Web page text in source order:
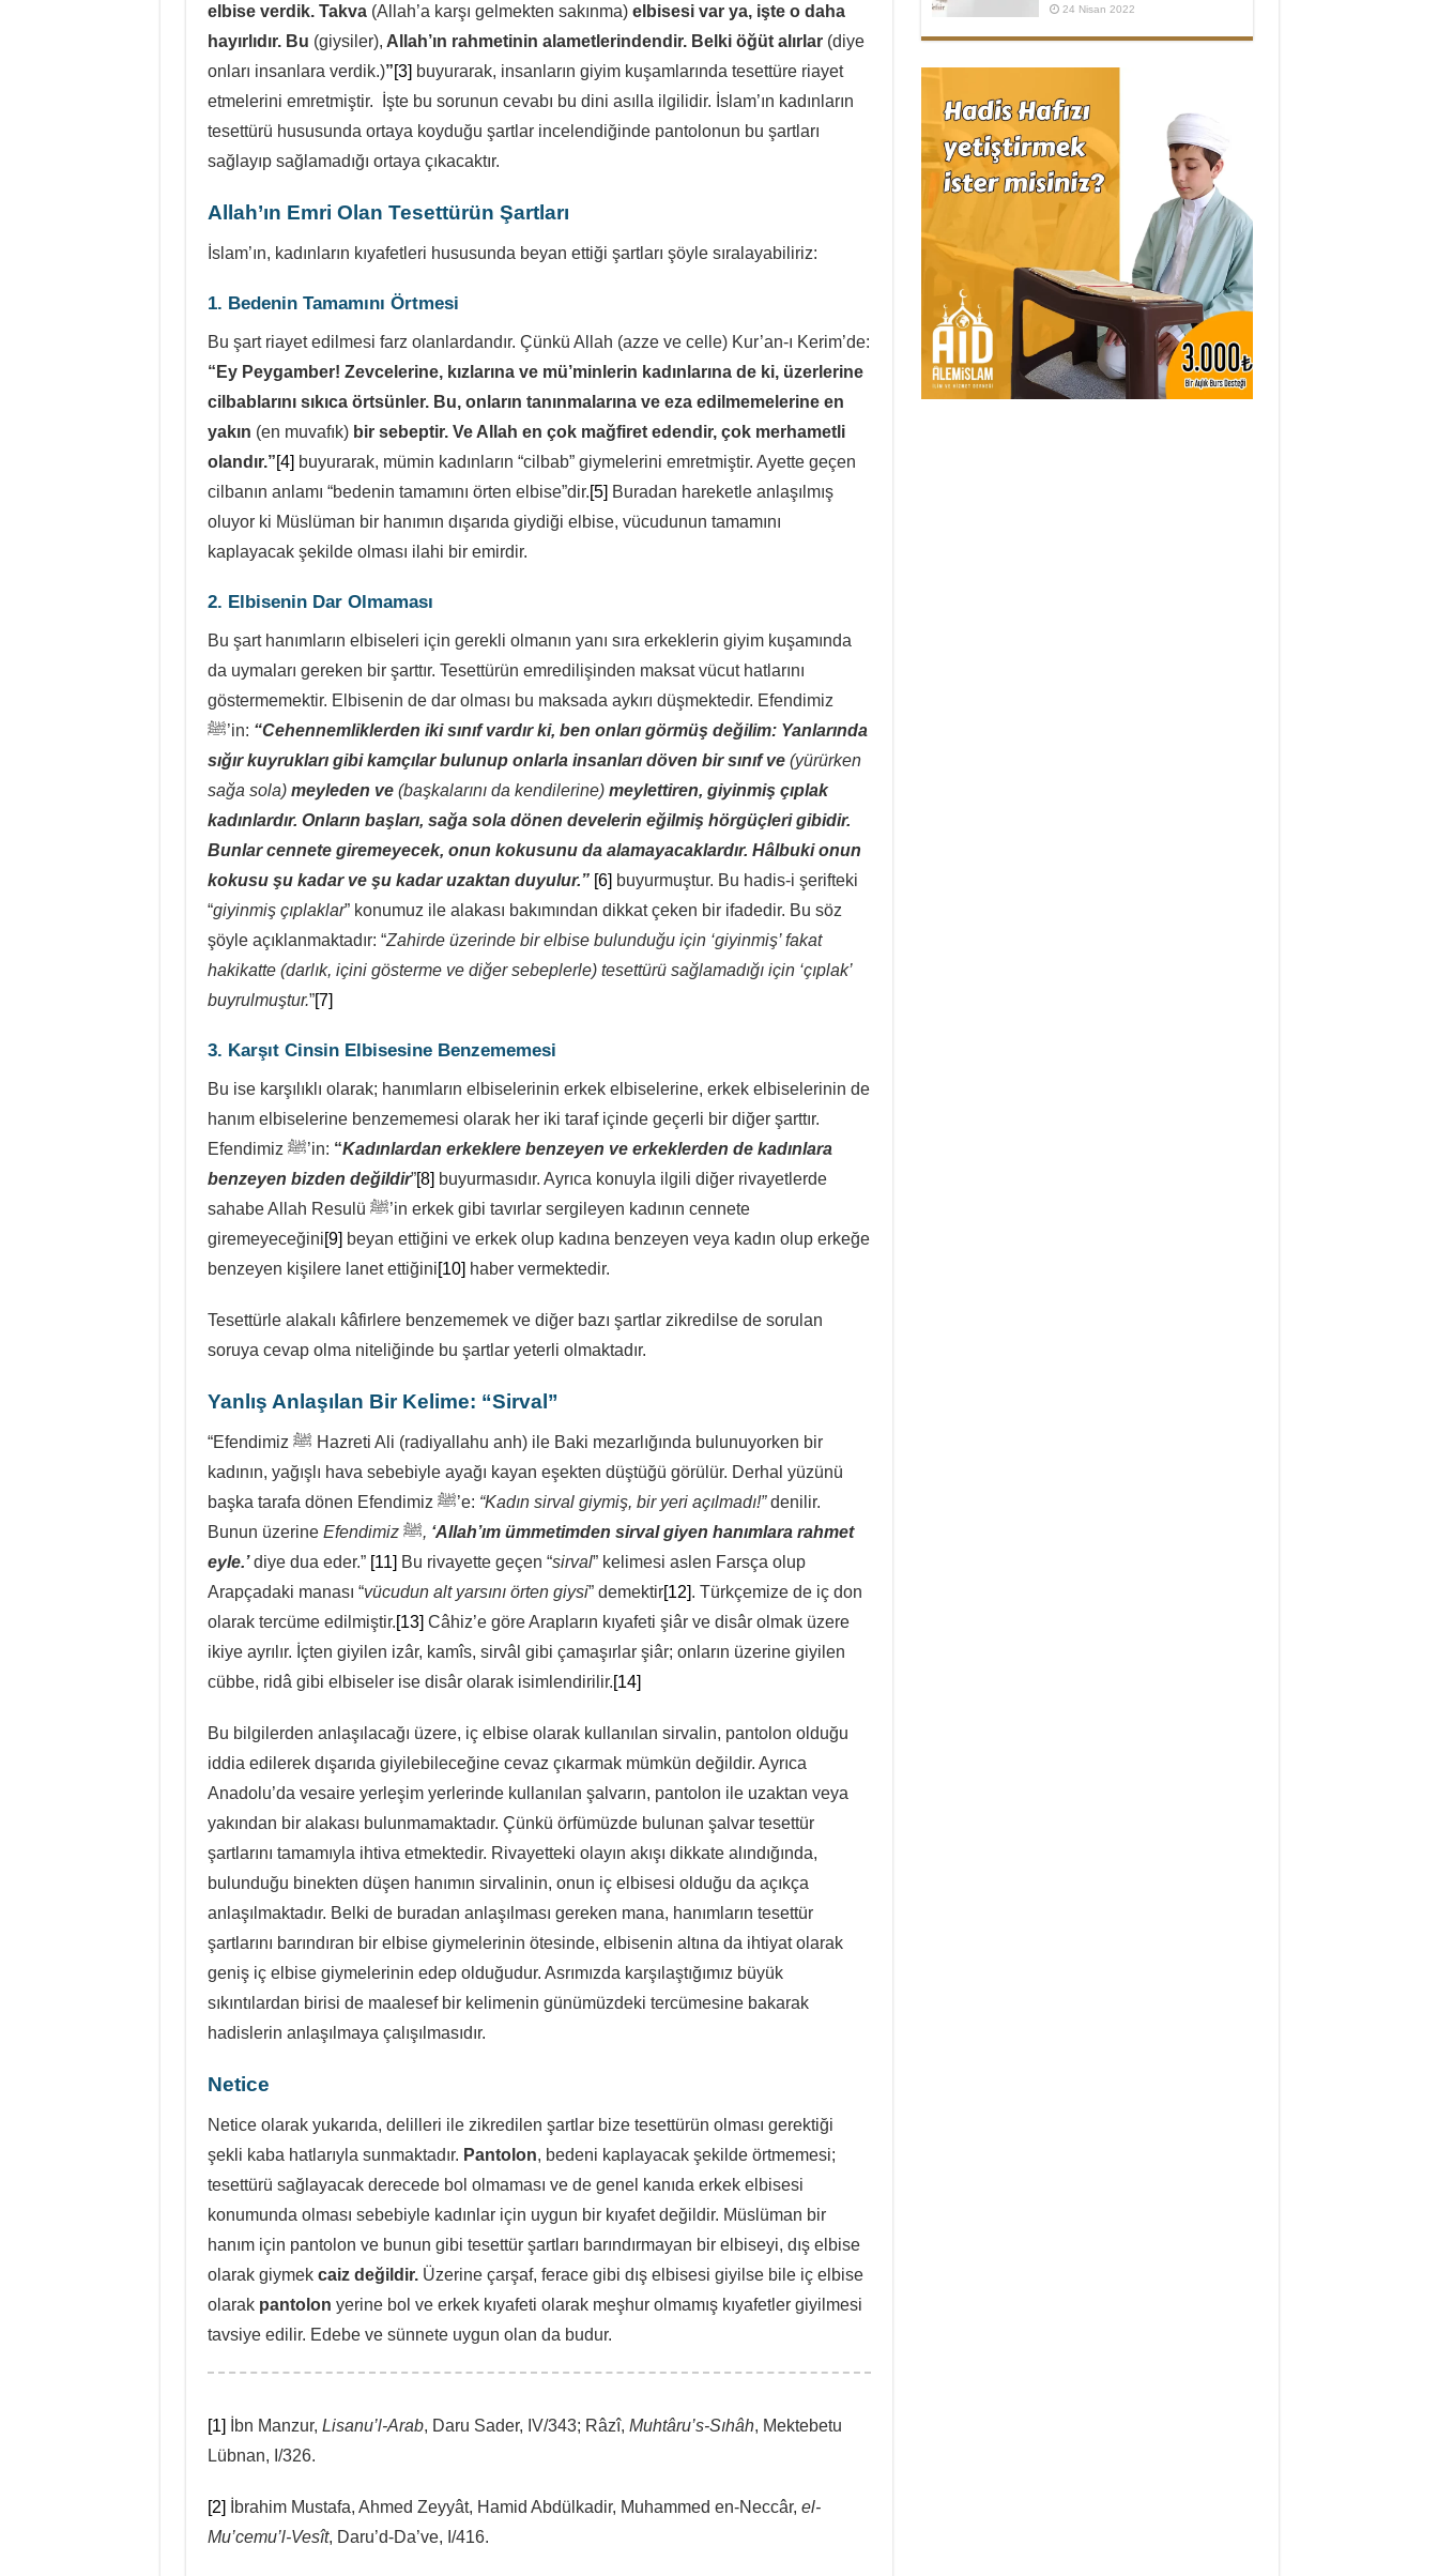
elbise verdik. Takva (Allah’a karşı gelmekten sakınma)elbisesi var ya, işte o daha
hayırlıdır. Bu (giysiler), Allah’ın rahmetinin alametlerindendir. Belki öğüt alırlar (diye
onları insanlara verdik.)”[3] buyurarak, insanların giyim kuşamlarında tesettüre riayet
etmelerini emretmiştir. İşte bu sorunun cevabı bu dini asılla ilgilidir. İslam’ın kadınların
tesettürü hususunda ortaya koyduğu şartlar incelendiğinde pantolonun bu şartları
sağlayıp sağlamadığı ortaya çıkacaktır.
Allah’ın Emri Olan Tesettürün Şartları
İslam’ın, kadınların kıyafetleri hususunda beyan ettiği şartları şöyle sıralayabiliriz:
1. Bedenin Tamamını Örtmesi
Bu şart riayet edilmesi farz olanlardandır. Çünkü Allah (azze ve celle) Kur’an-ı Kerim’de:
“Ey Peygamber! Zevcelerine, kızlarına ve mü’minlerin kadınlarına de ki, üzerlerine
cilbablarını sıkıca örtsünler. Bu, onların tanınmalarına ve eza edilmemelerine en
yakın (en muvafık) bir sebeptir. Ve Allah en çok mağfiret edendir, çok merhametli
olandır.”[4] buyurarak, mümin kadınların “cilbab” giymelerini emretmiştir. Ayette geçen
cilbanın anlamı “bedenin tamamını örten elbise”dir.[5] Buradan hareketle anlaşılmış
oluyor ki Müslüman bir hanımın dışarıda giydiği elbise, vücudunun tamamını
kaplayacak şekilde olması ilahi bir emirdir.
2. Elbisenin Dar Olmaması
Bu şart hanımların elbiseleri için gerekli olmanın yanı sıra erkeklerin giyim kuşamında
da uymaları gereken bir şarttır. Tesettürün emredilişinden maksat vücut hatlarını
göstermemektir. Elbisenin de dar olması bu maksada aykırı düşmektedir. Efendimiz
ﷺ’in: “Cehennemliklerden iki sınıf vardır ki, ben onları görmüş değilim: Yanlarında
sığır kuyrukları gibi kamçılar bulunup onlarla insanları döven bir sınıf ve (yürürken
sağa sola)meyleden ve (başkalarını da kendilerine)meylettiren, giyinmiş çıplak
kadınlardır. Onların başları, sağa sola dönen develerin eğilmiş hörgüçleri gibidir.
Bunlar cennete giremeyecek, onun kokusunu da alamayacaklardır. Hâlbuki onun
kokusu şu kadar ve şu kadar uzaktan duyulur.” [6] buyurmuştur. Bu hadis-i şerifteki
“giyinmiş çıplaklar” konumuz ile alakası bakımından dikkat çeken bir ifadedir. Bu söz
şöyle açıklanmaktadır: “Zahirde üzerinde bir elbise bulunduğu için ‘giyinmiş’ fakat
hakikatte (darlık, içini gösterme ve diğer sebeplerle) tesettürü sağlamadığı için ‘çıplak’
buyrulmuştur.”[7]
3. Karşıt Cinsin Elbisesine Benzememesi
Bu ise karşılıklı olarak; hanımların elbiselerinin erkek elbiselerine, erkek elbiselerinin de
hanım elbiselerine benzememesi olarak her iki taraf içinde geçerli bir diğer şarttır.
Efendimiz ﷺ’in: “Kadınlardan erkeklere benzeyen ve erkeklerden de kadınlara
benzeyen bizden değildir”[8] buyurmasıdır. Ayrıca konuyla ilgili diğer rivayetlerde
sahabe Allah Resulü ﷺ’in erkek gibi tavırlar sergileyen kadının cennete
giremeyeceğini[9] beyan ettiğini ve erkek olup kadına benzeyen veya kadın olup erkeğe
benzeyen kişilere lanet ettiğini[10] haber vermektedir.
Tesettürle alakalı kâfirlere benzememek ve diğer bazı şartlar zikredilse de sorulan
soruya cevap olma niteliğinde bu şartlar yeterli olmaktadır.
Yanlış Anlaşılan Bir Kelime: “Sirval”
“Efendimiz ﷺ Hazreti Ali (radiyallahu anh) ile Baki mezarlığında bulunuyorken bir
kadının, yağışlı hava sebebiyle ayağı kayan eşekten düştüğü görülür. Derhal yüzünü
başka tarafa dönen Efendimiz ﷺ’e: “Kadın sirval giymiş, bir yeri açılmadı!”denilir.
Bunun üzerine Efendimiz ﷺ, ‘Allah’ım ümmetimden sirval giyen hanımlara rahmet
eyle.’diye dua eder.” [11] Bu rivayette geçen “sirval” kelimesi aslen Farsça olup
Arapçadaki manası “vücudun alt yarsını örten giysi” demektir[12]. Türkçemize de iç don
olarak tercüme edilmiştir.[13] Câhiz’e göre Arapların kıyafeti şiâr ve disâr olmak üzere
ikiye ayrılır. İçten giyilen izâr, kamîs, sirvâl gibi çamaşırlar şiâr; onların üzerine giyilen
cübbe, ridâ gibi elbiseler ise disâr olarak isimlendirilir.[14]
Bu bilgilerden anlaşılacağı üzere, iç elbise olarak kullanılan sirvalin, pantolon olduğu
iddia edilerek dışarıda giyilebileceğine cevaz çıkarmak mümkün değildir. Ayrıca
Anadolu’da vesaire yerleşim yerlerinde kullanılan şalvarın, pantolon ile uzaktan veya
yakından bir alakası bulunmamaktadır. Çünkü örfümüzde bulunan şalvar tesettür
şartlarını tamamıyla ihtiva etmektedir. Rivayetteki olayın akışı dikkate alındığında,
bulunduğu binekten düşen hanımın sirvalinin, onun iç elbisesi olduğu da açıkça
anlaşılmaktadır. Belki de buradan anlaşılması gereken mana, hanımların tesettür
şartlarını barındıran bir elbise giymelerinin ötesinde, elbisenin altına da ihtiyat olarak
geniş iç elbise giymelerinin edep olduğudur. Asrımızda karşılaştığımız büyük
sıkıntılardan birisi de maalesef bir kelimenin günümüzdeki tercümesine bakarak
hadislerin anlaşılmaya çalışılmasıdır.
Netice
Netice olarak yukarıda, delilleri ile zikredilen şartlar bize tesettürün olması gerektiği
şekli kaba hatlarıyla sunmaktadır. Pantolon, bedeni kaplayacak şekilde örtmemesi;
tesettürü sağlayacak derecede bol olmaması ve de genel kanıda erkek elbisesi
konumunda olması sebebiyle kadınlar için uygun bir kıyafet değildir. Müslüman bir
hanım için pantolon ve bunun gibi tesettür şartları barındırmayan bir elbiseyi, dış elbise
olarak giymek caiz değildir. Üzerine çarşaf, ferace gibi dış elbisesi giyilse bile iç elbise
olarak pantolon yerine bol ve erkek kıyafeti olarak meşhur olmamış kıyafetler giyilmesi
tavsiye edilir. Edebe ve sünnete uygun olan da budur.
[1] İbn Manzur, Lisanu’l-Arab, Daru Sader, IV/343; Râzî, Muhtâru’s-Sıhâh, Mektebetu
Lübnan, I/326.
[2] İbrahim Mustafa, Ahmed Zeyyât, Hamid Abdülkadir, Muhammed en-Neccâr, el-
Mu’cemu’l-Vesît, Daru’d-Da’ve, I/416.
24 Nisan 2022